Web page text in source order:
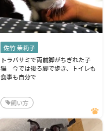
佐竹 茉莉子
トラバサミで両前脚がちぎれた子
猫 今では後ろ脚で歩き、トイレも
食事も自分で
飼い方